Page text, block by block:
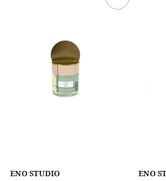
ENO STUDIO ENO